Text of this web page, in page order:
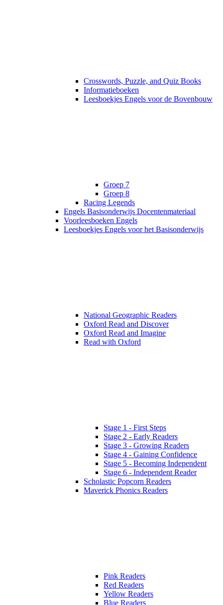
Crosswords, Puzzle, and Quiz Books
Informatieboeken
Leesboekjes Engels voor de Bovenbouw
Groep 7
Groep 8
Racing Legends
Engels Basisonderwijs Docentenmateriaal
Voorleesboeken Engels
Leesboekjes Engels voor het Basisonderwijs
National Geographic Readers
Oxford Read and Discover
Oxford Read and Imagine
Read with Oxford
Stage 1 - First Steps
Stage 2 - Early Readers
Stage 3 - Growing Readers
Stage 4 - Gaining Confidence
Stage 5 - Becoming Independent
Stage 6 - Independent Reader
Scholastic Popcorn Readers
Maverick Phonics Readers
Pink Readers
Red Readers
Yellow Readers
Blue Readers